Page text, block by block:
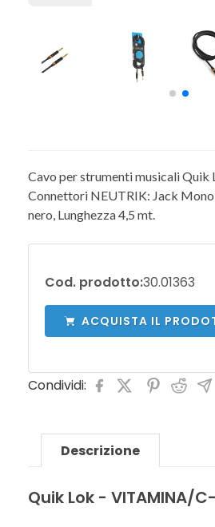
Cavo per strumenti musicali
Connettori NEUTRIK: Jack
nero, Lunghezza 4,5 mt.
Cod. prodotto:30.01363
ACQUISTA IL
Condividi:
Descrizione
Quik Lok - VITAMINA/